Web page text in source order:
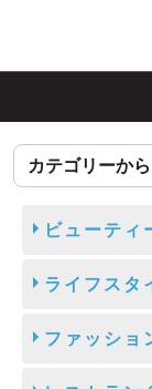
カテゴリーか
ビューティ
ライフスタ
ファッショ